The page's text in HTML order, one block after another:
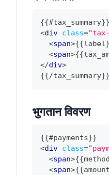
{{#tax_summary}}
<div class="
<span>
<span>
</div>
{{/tax_summary}}
भुगतान विवरण
{{#payments}}
<div class="
<span>
<span>